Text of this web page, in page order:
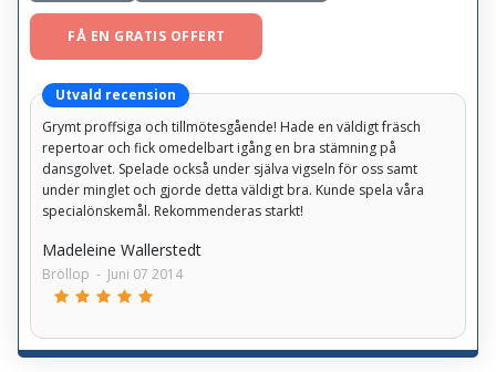
FÅ EN GRATIS OFFERT
Utvald recension
Grymt proffsiga och tillmötesgående! Hade en väldigt fräsch
repertoar och fick omedelbart igång en bra stämning på
dansgolvet. Spelade också under själva vigseln för oss samt
under minglet och gjorde detta väldigt bra. Kunde spela våra
specialönskemål. Rekommenderas starkt!
Madeleine Wallerstedt
Bröllop - Juni 07 2014